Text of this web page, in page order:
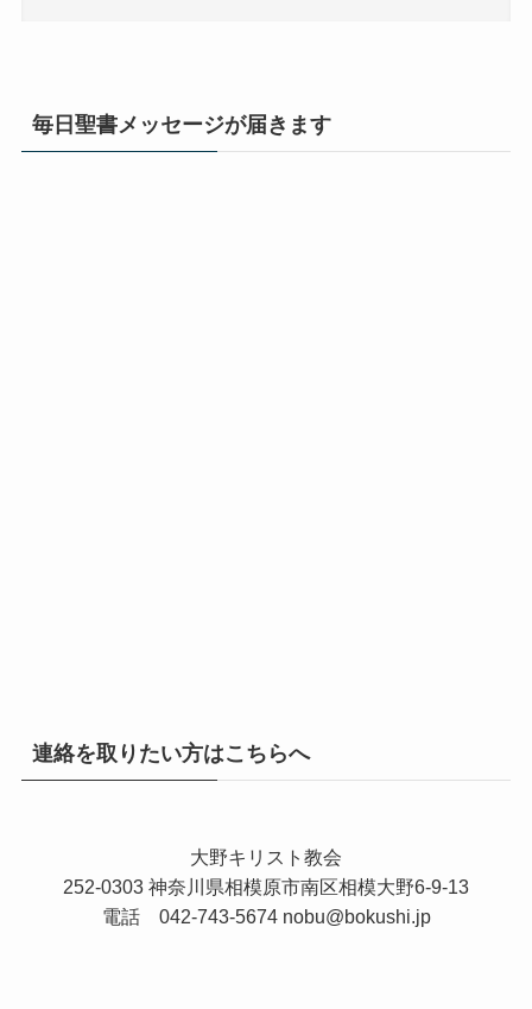
毎日聖書メッセージが届きます
連絡を取りたい方はこちらへ
大野キリスト教会
252-0303 神奈川県相模原市南区相模大野6-9-13
電話 042-743-5674nobu@bokushi.jp